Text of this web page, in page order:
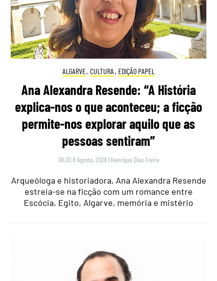
ALGARVE, CULTURA , EDIÇÃO PAPEL
Ana Alexandra Resende: “A História
explica-nos o que aconteceu; a ficção
permite-nos explorar aquilo que as
pessoas sentiram”
08:30 9 Agosto, 2026 | Henrique Dias Freire
Arqueóloga e historiadora, Ana Alexandra Resende
estreia-se na ficção com um romance entre
Escócia, Egito, Algarve, memória e mistério